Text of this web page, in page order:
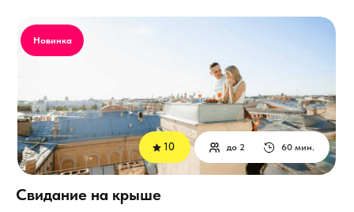
60 мин.
до 2
Новинка
Свидание на крыше
10